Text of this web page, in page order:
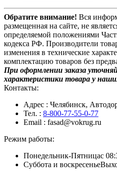
Обратите внимание! Вся
размещенная на сайте, не
определяемой положениями
кодекса РФ. Производители
изменения в технические
комплектацию товаров без
При оформлении заказа
характеристики товара у
Контакты:
Адрес : Челябинск,
Тел. : 8-800-77-55-0-77
Email : fasad@vokrug.ru
Режим работы:
Понедельник-Пятницас
Суббота и воскресенье